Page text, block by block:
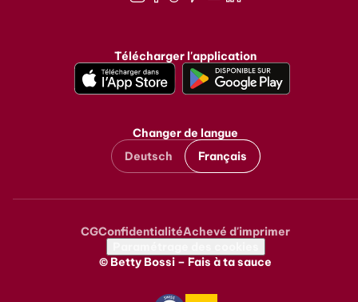
Télécharger l'application
Changer de langue
Deutsch
Français
Metanavigation
CGConfidentialitéAchevé d'imprimer
© Betty Bossi – Fais à ta sauce